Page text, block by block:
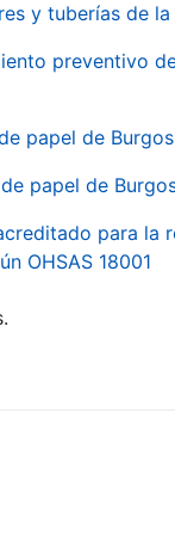
y tuberías de
preventivo
papel de Burgos
papel de
para la
OHSAS 18001